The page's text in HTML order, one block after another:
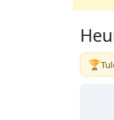
🏆